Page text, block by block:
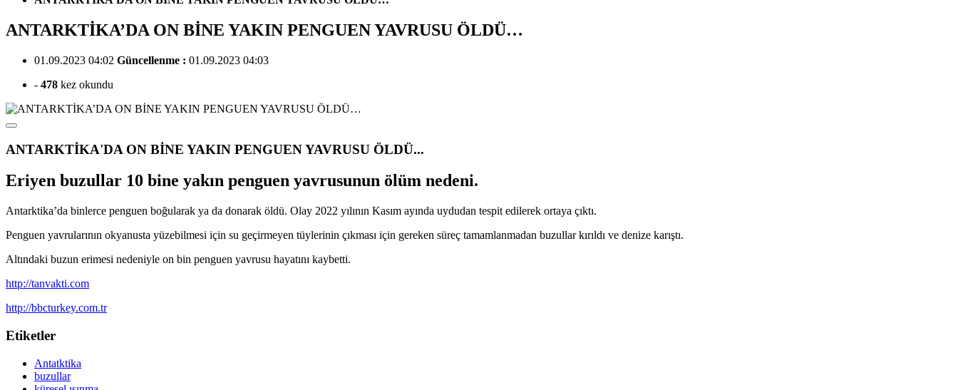
ANTARKTİKA’DA ON BİNE YAKIN PENGUEN YAVRUSU ÖLDÜ…
01.09.2023 04:02 Güncellenme : 01.09.2023 04:03
- 478 kez okundu
ANTARKTİKA'DA ON BİNE YAKIN PENGUEN YAVRUSU ÖLDÜ...
Eriyen buzullar 10 bine yakın penguen yavrusunun ölüm nedeni.
Antarktika’da binlerce penguen boğularak ya da donarak öldü. Olay 2022 yılının Kasım ayında uydudan tespit edilerek ortaya çıktı.
Penguen yavrularının okyanusta yüzebilmesi için su geçirmeyen tüylerinin çıkması için gereken süreç tamamlanmadan buzullar kırıldı ve denize karıştı.
Altındaki buzun erimesi nedeniyle on bin penguen yavrusu hayatını kaybetti.
http://tanvakti.com
http://bbcturkey.com.tr
Etiketler
Antatktika
buzullar